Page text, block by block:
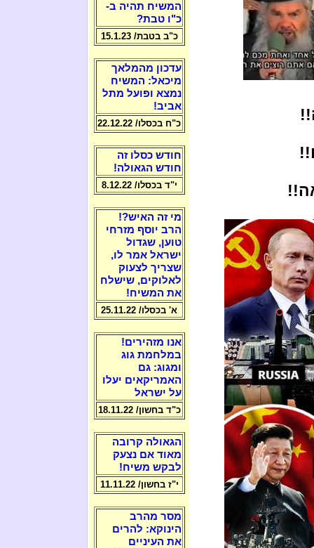
המשיח תהיה ב-
כ"ו טבת?
כ"ב בטבת/ 15.1.23
עדכון מהמלאך
מיכאל: המשיח
נמצא ופועל מתל
אביב!
כ"ח בכסלו/ 22.12.22
חודש כסלו זה
חודש הגאולה!
י"ד בכסלו/ 8.12.22
מי זה האיש?!
הרב יוסף מזרחי
טוען, שגדול
ישראל אמר לו,
שצריך לצעוק
לאלוקים, שישלח
את המשיח!
א' בכסלו/ 25.11.22
אנו מזהירים!
במלחמת גוג
ומגוג: גם
האמריקאים יעלו
על ישראל
כ"ד בחשון/ 18.11.22
הגאולה קרובה
מאוד אם נצעק
לבקש משיח!
י"ז בחשון/ 11.11.22
מסר מהרב
הינוקא: להרים
את העיניים